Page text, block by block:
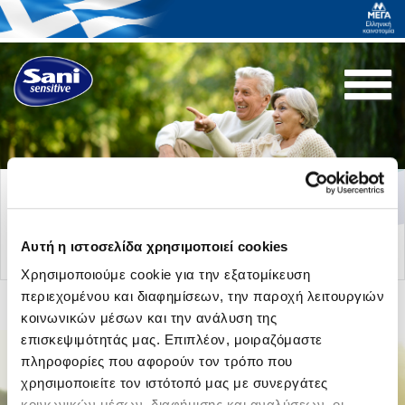
Αυτή η ιστοσελίδα χρησιμοποιεί cookies
Χρησιμοποιούμε cookie για την εξατομίκευση
περιεχομένου και διαφημίσεων, την παροχή λειτουργιών
κοινωνικών μέσων και την ανάλυση της
επισκεψιμότητάς μας. Επιπλέον, μοιραζόμαστε
πληροφορίες που αφορούν τον τρόπο που
χρησιμοποιείτε τον ιστότοπό μας με συνεργάτες